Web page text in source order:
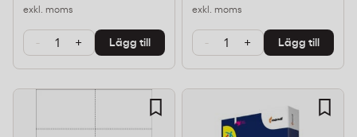
exkl. moms
- + Lägg till
exkl. moms
- + Lägg till